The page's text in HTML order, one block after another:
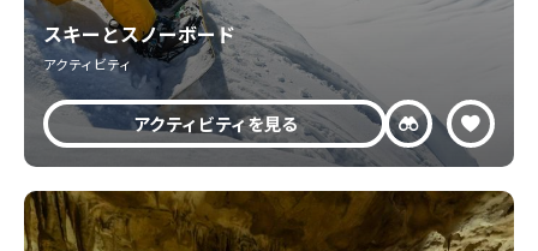
スキーとスノーボード
アクティビティ
アクティビティを見る